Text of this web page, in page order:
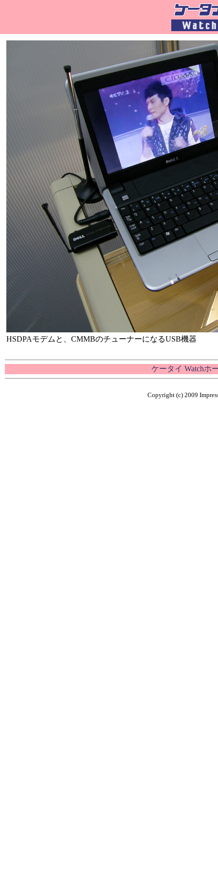
HSDPAモデムと、CMMBのチューナーになるUSB機器
ケータイ Watchホ
Copyright (c) 2009